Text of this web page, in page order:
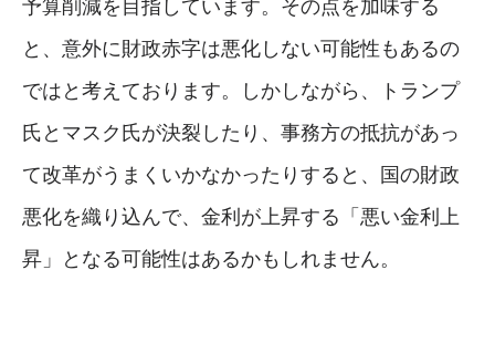
予算削減を目指しています。その点を加味する
と、意外に財政赤字は悪化しない可能性もあるの
ではと考えております。しかしながら、トランプ
氏とマスク氏が決裂したり、事務方の抵抗があっ
て改革がうまくいかなかったりすると、国の財政
悪化を織り込んで、金利が上昇する「悪い金利上
昇」となる可能性はあるかもしれません。